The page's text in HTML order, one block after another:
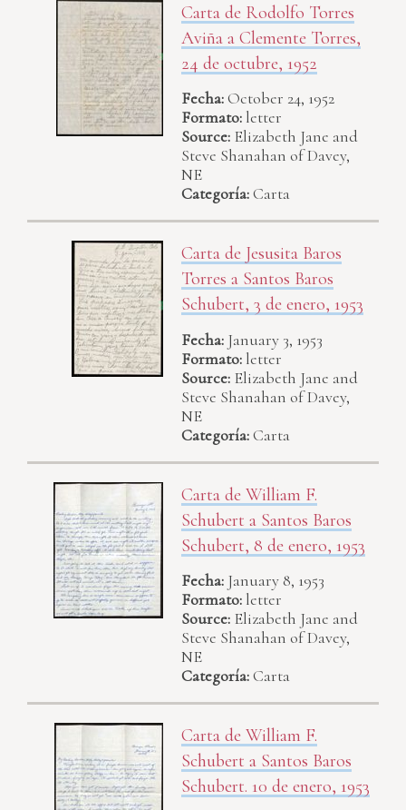
Carta de Rodolfo Torres
Aviña a Clemente Torres,
24 de octubre, 1952
Fecha:October 24, 1952
Formato: letter
Source: Elizabeth Jane and
Steve Shanahan of Davey,
NE
Categoría:Carta
Carta de Jesusita Baros
Torres a Santos Baros
Schubert, 3 de enero, 1953
Fecha: January 3, 1953
Formato: letter
Source: Elizabeth Jane and
Steve Shanahan of Davey,
NE
Categoría:Carta
Carta de William F.
Schubert a Santos Baros
Schubert, 8 de enero, 1953
Fecha: January 8, 1953
Formato: letter
Source: Elizabeth Jane and
Steve Shanahan of Davey,
NE
Categoría:Carta
Carta de William F.
Schubert a Santos Baros
Schubert. 10 de enero, 1953